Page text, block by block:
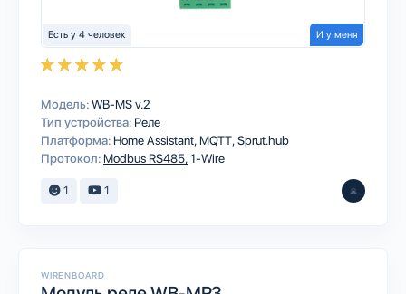
Есть у 4 человек И у меня
Модель:WB-MS v.2
Тип устройства: Реле
Платформа: Home Assistant MQTTSprut.hub
Протокол: Modbus RS4851-Wire
1 1
WIRENBOARD